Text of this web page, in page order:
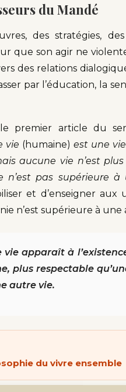
du Mandé
des stratégies,
que son agir ne
des relations
par l’éducation, la
premier article du
vie (humaine) est une
aucune vie n’est
n’est pas supérieure à
et d’enseigner aux
n’est supérieure à une
vie apparaît à
plus respectable
autre vie.
du vivre ensemble